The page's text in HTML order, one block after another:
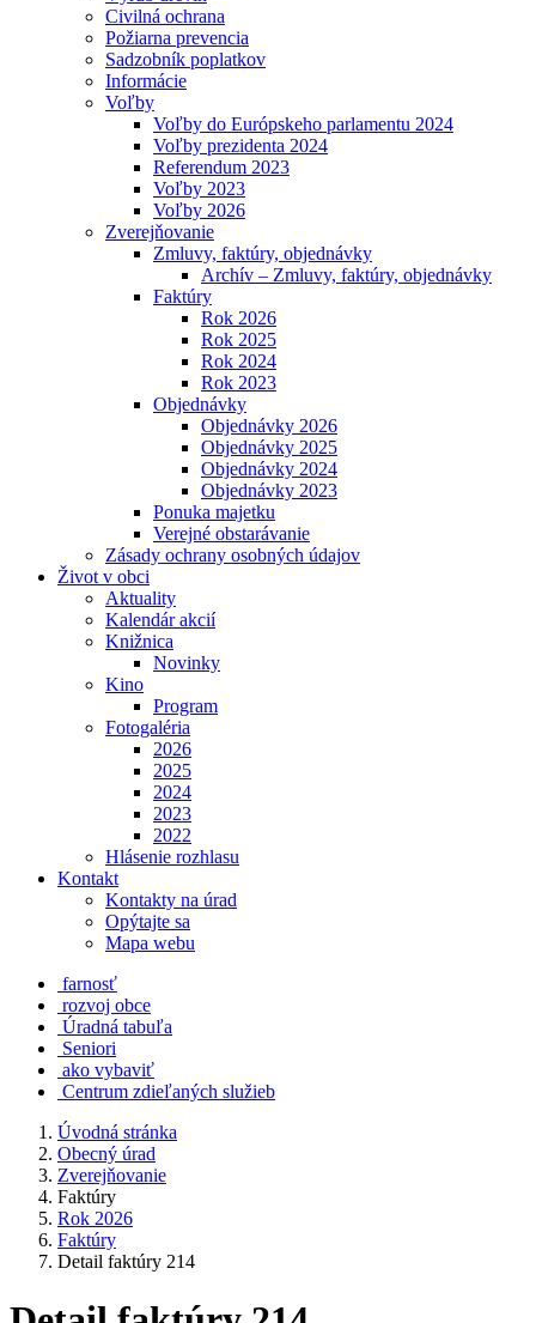
Civilná ochrana
Požiarna prevencia
Sadzobník poplatkov
Informácie
Voľby
Voľby do Európskeho parlamentu 2024
Voľby prezidenta 2024
Referendum 2023
Voľby 2023
Voľby 2026
Zverejňovanie
Zmluvy, faktúry, objednávky
Archív – Zmluvy, faktúry, objednávky
Faktúry
Rok 2026
Rok 2025
Rok 2024
Rok 2023
Objednávky
Objednávky 2026
Objednávky 2025
Objednávky 2024
Objednávky 2023
Ponuka majetku
Verejné obstarávanie
Zásady ochrany osobných údajov
Život v obci
Aktuality
Kalendár akcií
Knižnica
Novinky
Kino
Program
Fotogaléria
2026
2025
2024
2023
2022
Hlásenie rozhlasu
Kontakt
Kontakty na úrad
Opýtajte sa
Mapa webu
farnosť
rozvoj obce
Úradná tabuľa
Seniori
ako vybaviť
Centrum zdieľaných služieb
Úvodná stránka
Obecný úrad
Zverejňovanie
Faktúry
Rok 2026
Faktúry
Detail faktúry 214